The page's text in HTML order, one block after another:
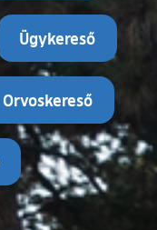
Ügykereső
Orvoskereső